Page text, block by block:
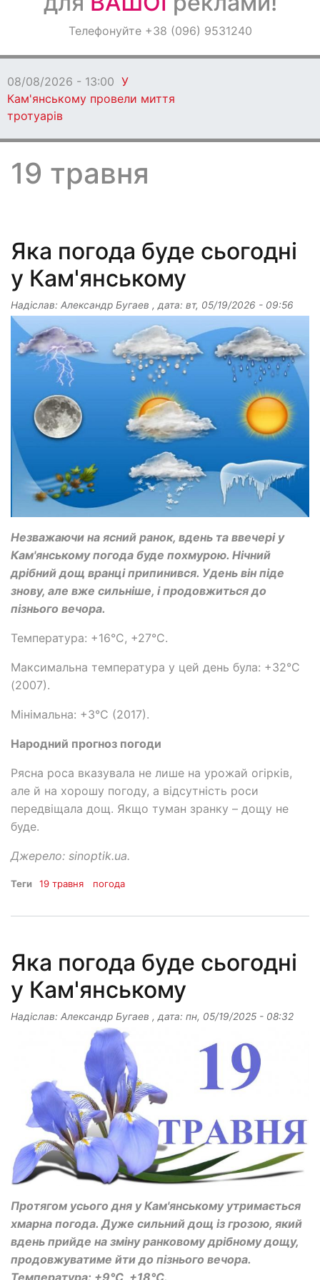
ОголошенняТелефонуйте +38 (096) 9531240
08/08/2026 - 13:00 У
Кам'янському провели миття
тротуарів
19 травня
Яка погода буде сьогодні
у Кам'янському
Надіслав: Александр Бугаев , дата: вт, 05/19/2026 - 09:56
Незважаючи на ясний ранок, вдень та ввечері у
Кам'янському погода буде похмурою. Нічний
дрібний дощ вранці припинився. Удень він піде
знову, але вже сильніше, і продовжиться до
пізнього вечора.
Температура: +16°C, +27°C.
Максимальна температура у цей день була: +32°C
(2007).
Мінімальна: +3°C (2017).
Народний прогноз погоди
Рясна роса вказувала не лише на урожай огірків,
але й на хорошу погоду, а відсутність роси
передвіщала дощ. Якщо туман зранку – дощу не
буде.
Джерело: sinoptik.ua.
Теги 19 травня погода
Яка погода буде сьогодні
у Кам'янському
Надіслав: Александр Бугаев , дата: пн, 05/19/2025 - 08:32
Протягом усього дня у Кам'янському утримається
хмарна погода. Дуже сильний дощ із грозою, який
вдень прийде на зміну ранковому дрібному дощу,
продовжуватиме йти до пізнього вечора.